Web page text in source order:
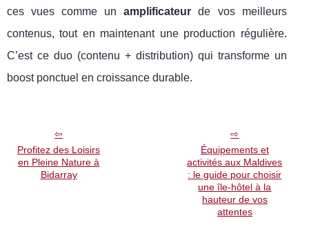
ces vues comme unamplificateur de vos meilleurs
contenus, tout en maintenant une production régulière.
C’est ce duo (contenu + distribution) qui transforme un
boost ponctuel en croissance durable.
Profitez des Loisirs
en Pleine Nature à
Bidarray
Équipements et
activités aux Maldives
: le guide pour choisir
une île-hôtel à la
hauteur de vos
attentes